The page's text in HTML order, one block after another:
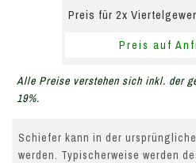
Preis für 2x
Preis auf
Alle Preise verstehen sich inkl. der
19%.
Schiefer kann in der
werden. Typischerweise werden